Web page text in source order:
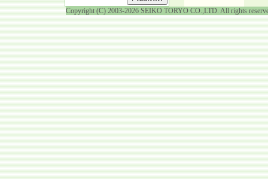
Copyright (C) 2003-2026 SEIKO TORYO CO.,LTD. All rights